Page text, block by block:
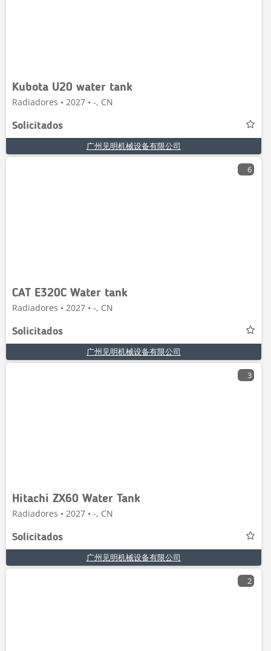
Kubota U20 water tank
Radiadores • 2027 • -, CN
Solicitados
广州见明机械设备有限公司
6
CAT E320C Water tank
Radiadores • 2027 • -, CN
Solicitados
广州见明机械设备有限公司
3
Hitachi ZX60 Water Tank
Radiadores • 2027 • -, CN
Solicitados
广州见明机械设备有限公司
2